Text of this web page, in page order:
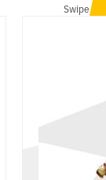
Swipe